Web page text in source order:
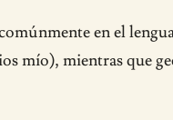
en el
mientras que